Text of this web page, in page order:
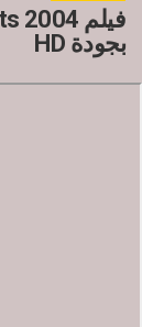
بجودة HD